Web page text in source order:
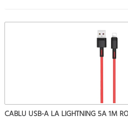
CABLU USB-A LA LIGHTNING 5A 1M